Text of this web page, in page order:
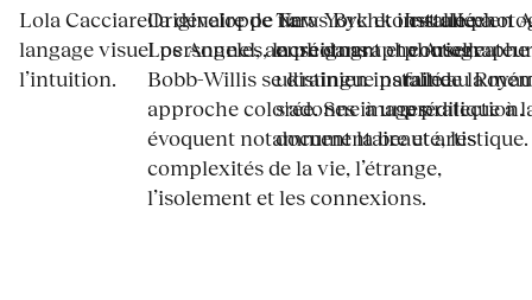
Lola Cacciarella développe un
langage visuel personnel, ancré dans
l’intuition.
Originaire de New York et installée à
Los Angeles, la photographe Arielle
Bobb-Willis se distingue par une
approche colorée. Ses images
évoquent notamment la beauté, les
complexités de la vie, l’étrange,
l’isolement et les connexions.
Taras Bychko est un
enseignant et conservateur
ukrainien installé au
s'adonne à une pratique à
documentaire et artistique.
Installée en
photographe
fait de la
prédilection.